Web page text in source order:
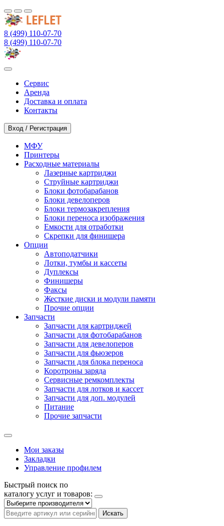
8 (499) 110-07-70
8 (499) 110-07-70
Сервис
Аренда
Доставка и оплата
Контакты
Вход / Регистрация
МФУ
Принтеры
Расходные материалы
Лазерные картриджи
Струйные картриджи
Блоки фотобарабанов
Блоки девелоперов
Блоки термозакрепления
Блоки переноса изображения
Емкости для отработки
Скрепки для финишера
Опции
Автоподатчики
Лотки, тумбы и кассеты
Дуплексы
Финишеры
Факсы
Жесткие диски и модули памяти
Прочие опции
Запчасти
Запчасти для картриджей
Запчасти для фотобарабанов
Запчасти для девелоперов
Запчасти для фьюзеров
Запчасти для блока переноса
Коротроны заряда
Сервисные ремкомплекты
Запчасти для лотков и кассет
Запчасти для доп. модулей
Питание
Прочие запчасти
Мои заказы
Закладки
Управление профилем
Быстрый поиск по
каталогу услуг и товаров:
Искать